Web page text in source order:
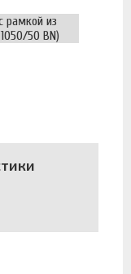
рамкой из
50 BN)